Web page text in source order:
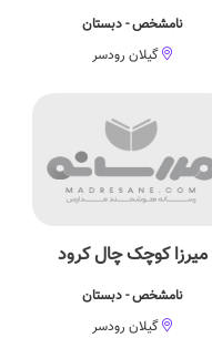
نامشخص - دبستان
گیلان رودسر
میرزا کوچک چال کرود
نامشخص - دبستان
گیلان رودسر